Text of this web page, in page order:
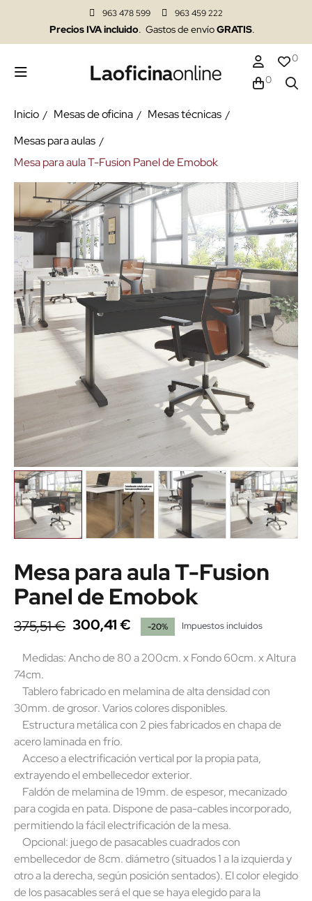
963 478 599 963 459 222
Precios IVA incluido. Gastos de envíoGRATIS.
0
0
Inicio Mesas de oficina
Mesas técnicas
Mesas para aulas
Mesa para aula T-Fusion Panel de Emobok
Mesa para aula T-Fusion
Panel de Emobok
375,51 € 300,41 € -20% Impuestos incluidos
Medidas: Ancho de 80 a 200cm. x Fondo 60cm. x Altura
74cm.
Tablero fabricado en melamina de alta densidad con
30mm. de grosor. Varios colores disponibles.
Estructura metálica con 2 pies fabricados en chapa de
acero laminada en frío.
Acceso a electrificación vertical por la propia pata,
extrayendo el embellecedor exterior.
Faldón de melamina de 19mm. de espesor, mecanizado
para cogida en pata. Dispone de pasa-cables incorporado,
permitiendo la fácil electrificación de la mesa.
Opcional: juego de pasacables cuadrados con
embellecedor de 8cm. diámetro (situados 1 a la izquierda y
otro a la derecha, según posición sentados). El color elegido
de los pasacables será el que se haya elegido para la